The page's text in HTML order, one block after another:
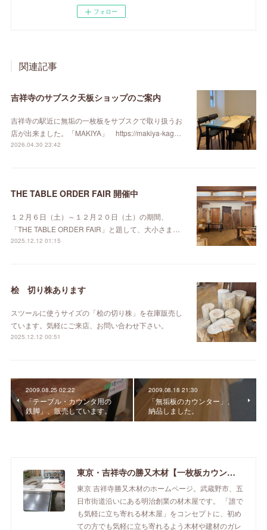
フォロー
関連記事
吉祥寺のサブスク天板ショップのご案内
吉祥寺の駅近に無垢の一枚板をサブスクで取り扱うお
店が出来ました。「MAKIYA」 https://makiya-kag…
2026.04.30 23:42
THE TABLE ORDER FAIR 開催中
１２月６日（土）～１２月２０日（土）の期間、
「THE TABLE ORDER FAIR」と題して、大小さま…
2025.12.12 01:15
桧 切り株あります
スツールに使うサイズの「桧の切り株」を在庫販売し
ています。気軽にご来店、お問い合わせ下さい。
2025.12.12 00:51
2009.08.25 02:22
「テーブル・カウンタ用の
鉄脚」、販売しています。
2009.08.18 21:30
「無垢板のカウンター」、
納品しました。
東京・吉祥寺の勝又木材【一枚板カウンター】
東京 吉祥寺勝又木材のホームページ。武蔵野市、五
日市街道沿いにある明治創業の材木屋です。 「誰で
も気軽に立ち寄れる材木屋」をコンセプトに、初め
ての方でも気軽に立ち寄れるよう木材や建材のガレ